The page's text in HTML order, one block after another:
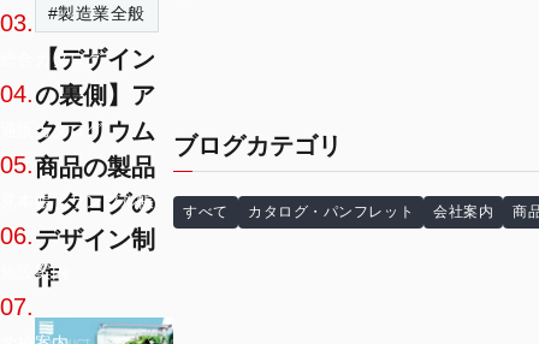
03.
総合カタログ
04.
通販カタログ
05.
見本帳・サンプル帳
06.
施設案内
07.
#製造業全般
【デザイン
の裏側】ア
クアリウム
商品の製品
カタログの
デザイン制
作
ブログカテゴリ
すべて カタログ・パンフレット 会社案内 商